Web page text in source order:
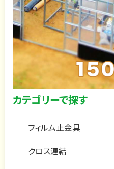
カテゴリーで探す
フィルム止金具
クロス連結